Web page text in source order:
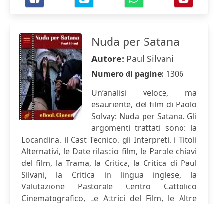
Nuda per Satana
Autore: Paul Silvani
Numero di pagine: 1306
Un’analisi veloce, ma
esauriente, del film di Paolo
Solvay: Nuda per Satana. Gli
argomenti trattati sono: la
Locandina, il Cast Tecnico, gli Interpreti, i Titoli
Alternativi, le Date rilascio film, le Parole chiavi
del film, la Trama, la Critica, la Critica di Paul
Silvani, la Critica in lingua inglese, la
Valutazione Pastorale Centro Cattolico
Cinematografico, Le Attrici del Film, le Altre